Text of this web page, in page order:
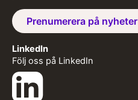
Prenumerera på nyheter
LinkedIn
Följ oss på LinkedIn